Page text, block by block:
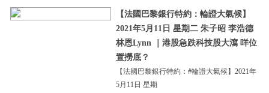
【法國巴黎銀行特約：輪證大氣候】
2021年5月11日 星期二 朱子昭 李浩德
林恩Lynn ｜港股急跌科技股大瀉 咩位
置撈底？
【法國巴黎銀行特約：#輪證大氣候】2021年
5月11日 星期